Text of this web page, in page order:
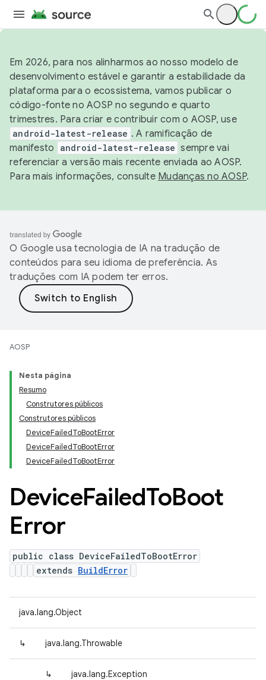
Em 2026, para nos alinharmos ao nosso modelo de
desenvolvimento estável e garantir a estabilidade da
plataforma para o ecossistema, vamos publicar o
código-fonte no AOSP no segundo e quarto
trimestres. Para criar e contribuir com o AOSP, use
android-latest-release . A ramificação de
manifesto
android-latest-release sempre vai
referenciar a versão mais recente enviada ao AOSP.
Para mais informações, consulte Mudanças no AOSP.
O Google usa tecnologia de IA na tradução de
conteúdos para seu idioma de preferência. As
traduções com IA podem ter erros.
AOSP
Nesta página
Resumo
Construtores públicos
Construtores públicos
DeviceFailedToBootError
DeviceFailedToBootError
DeviceFailedToBootError
DeviceFailedToBoot
Error
public class DeviceFailedToBootError
extends BuildError
java.lang.Object
↳ java.lang.Throwable
↳ java.lang.Exception